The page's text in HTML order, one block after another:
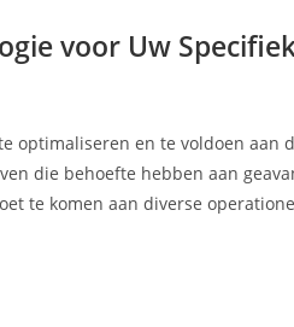
voor Uw
optimaliseren en te voldoen aan
die behoefte hebben aan
te komen aan diverse